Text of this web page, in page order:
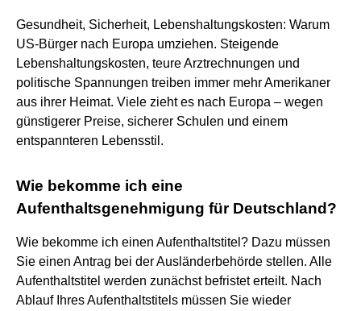
Gesundheit, Sicherheit, Lebenshaltungskosten: Warum
US-Bürger nach Europa umziehen. Steigende
Lebenshaltungskosten, teure Arztrechnungen und
politische Spannungen treiben immer mehr Amerikaner
aus ihrer Heimat. Viele zieht es nach Europa – wegen
günstigerer Preise, sicherer Schulen und einem
entspannteren Lebensstil.
Wie bekomme ich eine
Aufenthaltsgenehmigung für Deutschland?
Wie bekomme ich einen Aufenthaltstitel? Dazu müssen
Sie einen Antrag bei der Ausländerbehörde stellen. Alle
Aufenthaltstitel werden zunächst befristet erteilt. Nach
Ablauf Ihres Aufenthaltstitels müssen Sie wieder